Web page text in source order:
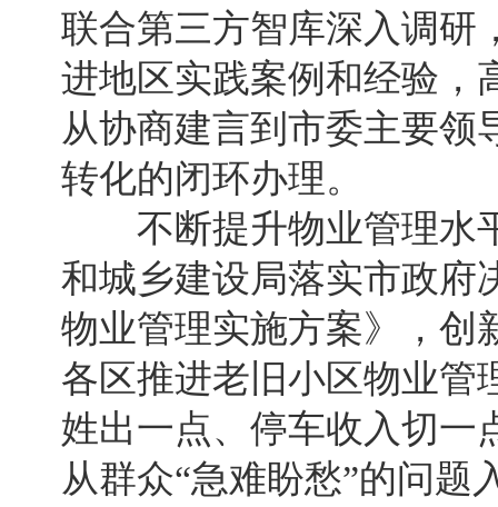
联合第三方智库深入调研
进地区实践案例和经验，
从协商建言到市委主要领
转化的闭环办理。
不断提升物业管理水
和城乡建设局落实市政府
物业管理实施方案》，创
各区推进老旧小区物业管
姓出一点、停车收入切一
从群众“急难盼愁”的问题